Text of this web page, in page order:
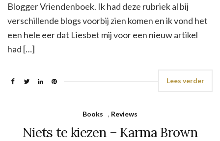
Blogger Vriendenboek. Ik had deze rubriek al bij
verschillende blogs voorbij zien komen en ik vond het
een hele eer dat Liesbet mij voor een nieuw artikel
had […]
Lees verder
Books , Reviews
Niets te kiezen – Karma Brown